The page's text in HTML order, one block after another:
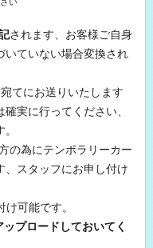
されます、お客様ご自身
いていない場合変換され
てにお送りいたします
実に行ってください、
の為にテンポラリーカー
、スタッフにお申し付け
可能です。
プロードしておいてく